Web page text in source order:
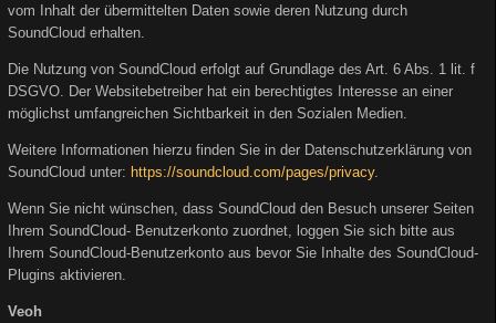
vom Inhalt der übermittelten Daten sowie deren Nutzung durch
SoundCloud erhalten.
Die Nutzung von SoundCloud erfolgt auf Grundlage des Art. 6 Abs. 1 lit. f
DSGVO. Der Websitebetreiber hat ein berechtigtes Interesse an einer
möglichst umfangreichen Sichtbarkeit in den Sozialen Medien.
Weitere Informationen hierzu finden Sie in der Datenschutzerklärung von
SoundCloud unter: https://soundcloud.com/pages/privacy.
Wenn Sie nicht wünschen, dass SoundCloud den Besuch unserer Seiten
Ihrem SoundCloud- Benutzerkonto zuordnet, loggen Sie sich bitte aus
Ihrem SoundCloud-Benutzerkonto aus bevor Sie Inhalte des SoundCloud-
Plugins aktivieren.
Veoh